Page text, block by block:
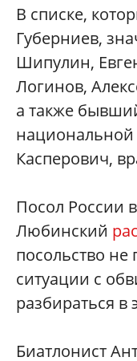
В списке,
Губерниев,
Шипулин,
Логинов,
а также
Касперович,
Посол России
Любинский
посольство не
ситуации с
разбираться в
Биатлонист